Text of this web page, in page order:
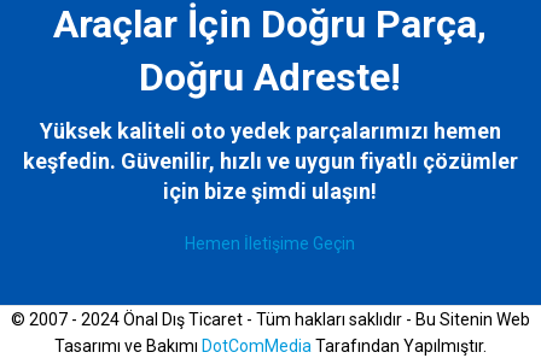
Araçlar İçin Doğru Parça,
Doğru Adreste!
Yüksek kaliteli oto yedek parçalarımızı hemen
keşfedin. Güvenilir, hızlı ve uygun fiyatlı çözümler
için bizeşimdi ulaşın!
Hemen İletişime Geçin
© 2007 - 2024 Önal Dış Ticaret - Tüm hakları saklıdır - Bu Sitenin Web
Tasarımı ve Bakımı DotComMedia Tarafından Yapılmıştır.